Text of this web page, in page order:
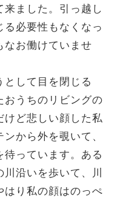
来ました。引っ越し
る必要性もなくなっ
なお働けていませ
として目を閉じる
おうちのリビングの
けど悲しい顔した私
から外を覗いて、
待っています。ある
沿いを歩いて、川
はり私の顔はのっぺ